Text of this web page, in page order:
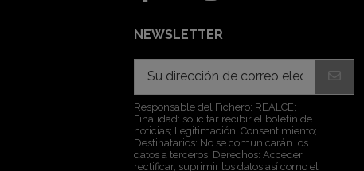
NEWSLETTER
Responsable del Fichero: REALCE;
Finalidad: solicitar recibir el boletín de
noticias; Legitimación: Consentimiento;
Destinatarios: No se comunicarán los
datos a terceros; Derechos: Acceder,
rectificar, suprimir los datos así como el